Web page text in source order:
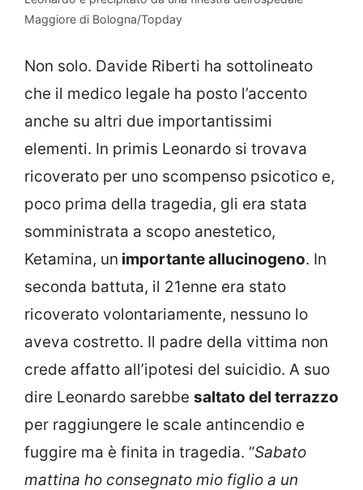
Maggiore di Bologna/Topday
Non solo. Davide Riberti ha sottolineato
che il medico legale ha posto l’accento
anche su altri due importantissimi
elementi. In primis Leonardo si trovava
ricoverato per uno scompenso psicotico e,
poco prima della tragedia, gli era stata
somministrata a scopo anestetico,
Ketamina, un importante allucinogeno. In
seconda battuta, il 21enne era stato
ricoverato volontariamente, nessuno lo
aveva costretto. Il padre della vittima non
crede affatto all’ipotesi del suicidio. A suo
dire Leonardo sarebbe saltato del terrazzo
per raggiungere le scale antincendio e
fuggire ma è finita in tragedia. “Sabato
mattina ho consegnato mio figlio a un